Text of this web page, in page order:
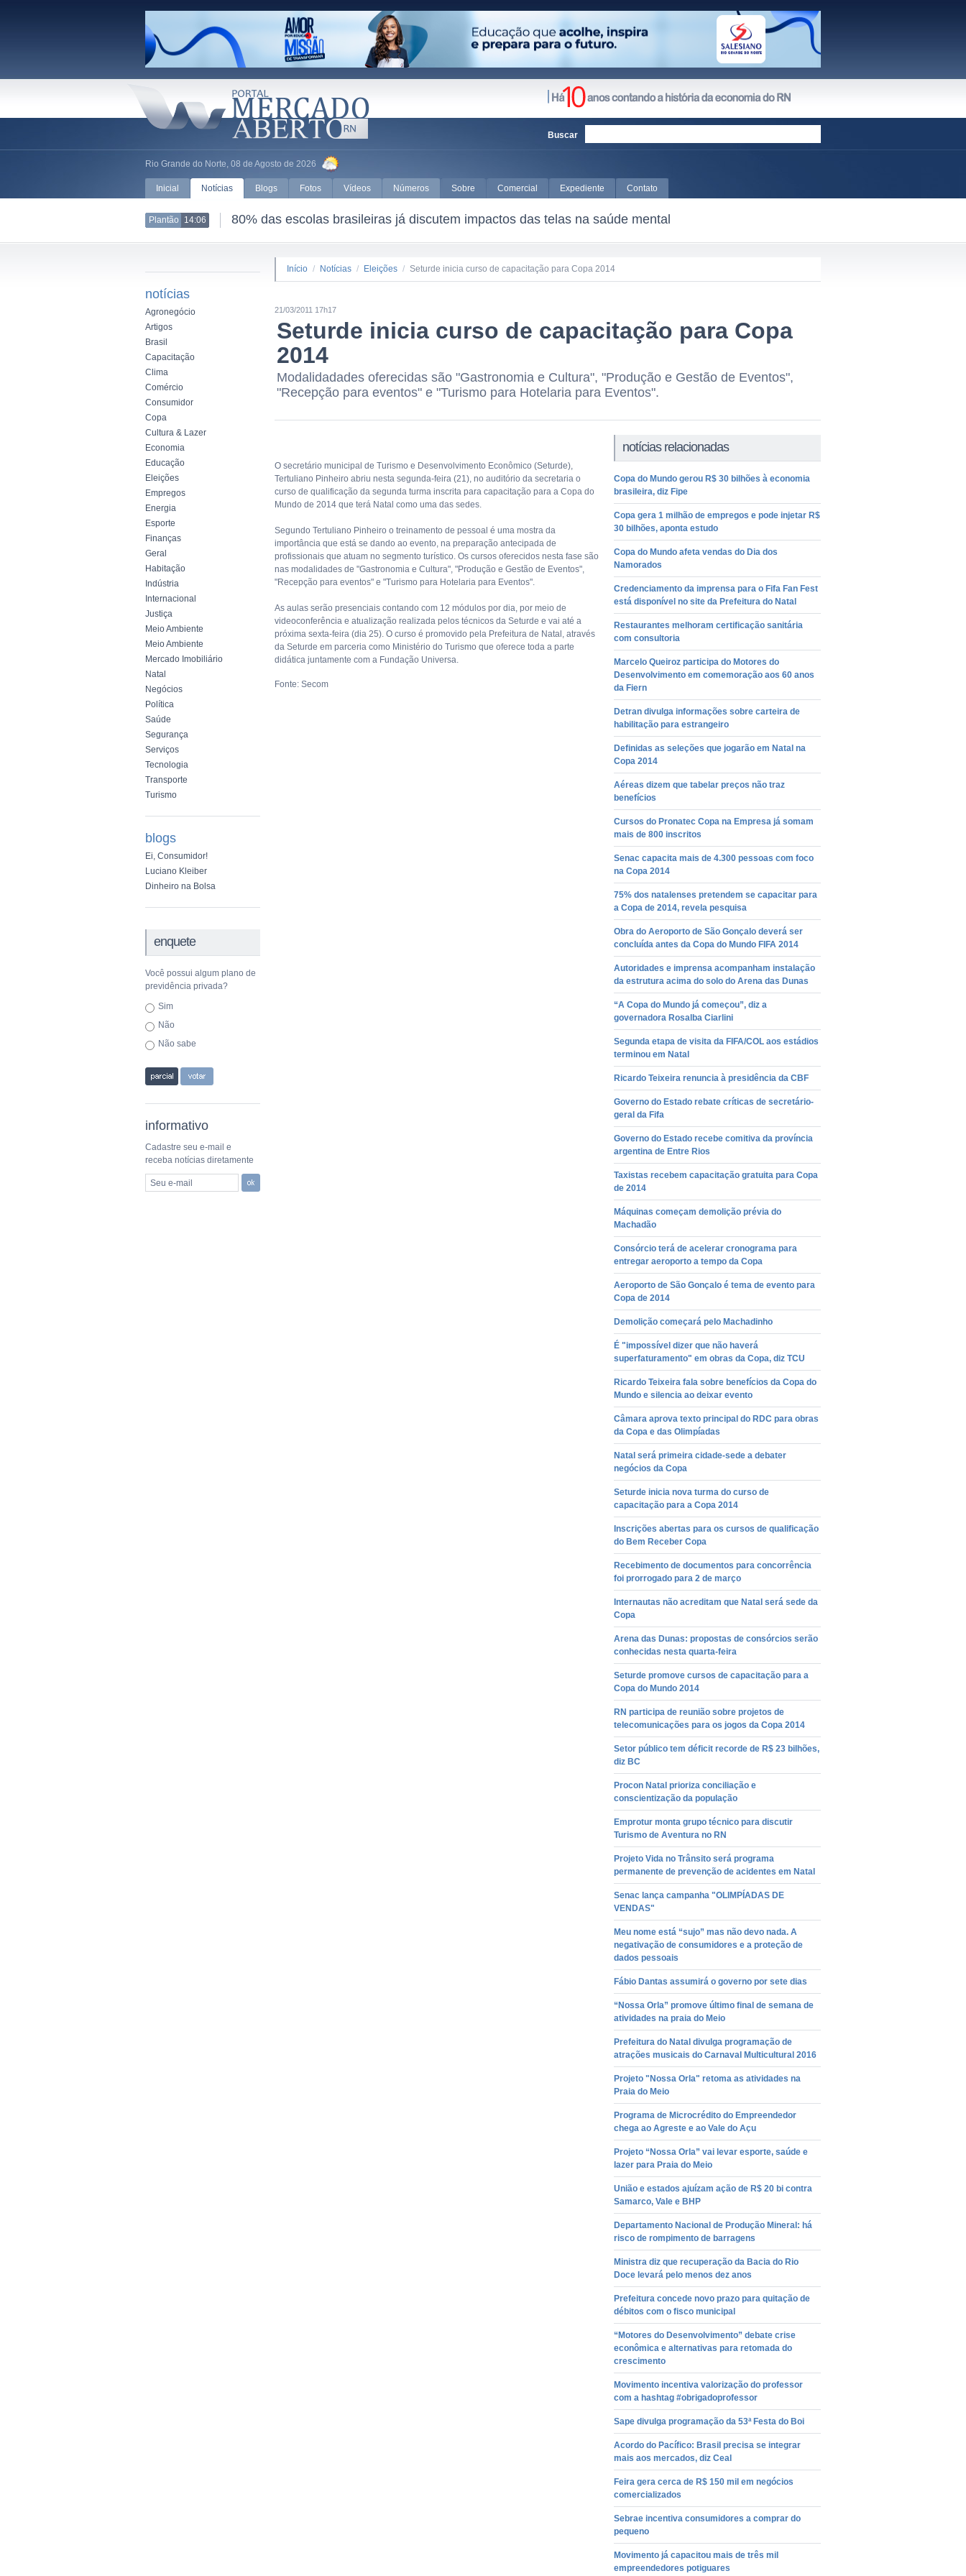
Rio Grande do Norte, 08 de Agosto de 2026
Buscar
Inicial Notícias Blogs Fotos Vídeos Números Sobre Comercial Expediente Contato
Plantão 14:06 80% das escolas brasileiras já discutem impactos das telas na saúde mental
notícias
Agronegócio
Artigos
Brasil
Capacitação
Clima
Comércio
Consumidor
Copa
Cultura & Lazer
Economia
Educação
Eleições
Empregos
Energia
Esporte
Finanças
Geral
Habitação
Indústria
Internacional
Justiça
Meio Ambiente
Meio Ambiente
Mercado Imobiliário
Natal
Negócios
Política
Saúde
Segurança
Serviços
Tecnologia
Transporte
Turismo
blogs
Ei, Consumidor!
Luciano Kleiber
Dinheiro na Bolsa
enquete
Você possui algum plano de
previdência privada?
Sim
Não
Não sabe
informativo
Cadastre seu e-mail e
receba notícias diretamente
Seu e-mail
Início / Notícias / Eleições / Seturde inicia curso de capacitação para Copa 2014
21/03/2011 17h17
Seturde inicia curso de capacitação para Copa
2014
Modalidadades oferecidas são "Gastronomia e Cultura", "Produção e Gestão de Eventos",
"Recepção para eventos" e "Turismo para Hotelaria para Eventos".
notícias relacionadas
Copa do Mundo gerou R$ 30 bilhões à economia
brasileira, diz Fipe
Copa gera 1 milhão de empregos e pode injetar R$
30 bilhões, aponta estudo
Copa do Mundo afeta vendas do Dia dos
Namorados
Credenciamento da imprensa para o Fifa Fan Fest
está disponível no site da Prefeitura do Natal
Restaurantes melhoram certificação sanitária
com consultoria
Marcelo Queiroz participa do Motores do
Desenvolvimento em comemoração aos 60 anos
da Fiern
Detran divulga informações sobre carteira de
habilitação para estrangeiro
Definidas as seleções que jogarão em Natal na
Copa 2014
Aéreas dizem que tabelar preços não traz
benefícios
Cursos do Pronatec Copa na Empresa já somam
mais de 800 inscritos
Senac capacita mais de 4.300 pessoas com foco
na Copa 2014
75% dos natalenses pretendem se capacitar para
a Copa de 2014, revela pesquisa
Obra do Aeroporto de São Gonçalo deverá ser
concluída antes da Copa do Mundo FIFA 2014
Autoridades e imprensa acompanham instalação
da estrutura acima do solo do Arena das Dunas
“A Copa do Mundo já começou”, diz a
governadora Rosalba Ciarlini
Segunda etapa de visita da FIFA/COL aos estádios
terminou em Natal
Ricardo Teixeira renuncia à presidência da CBF
Governo do Estado rebate críticas de secretário-
geral da Fifa
Governo do Estado recebe comitiva da província
argentina de Entre Rios
Taxistas recebem capacitação gratuita para Copa
de 2014
Máquinas começam demolição prévia do
Machadão
Consórcio terá de acelerar cronograma para
entregar aeroporto a tempo da Copa
Aeroporto de São Gonçalo é tema de evento para
Copa de 2014
Demolição começará pelo Machadinho
É "impossível dizer que não haverá
superfaturamento" em obras da Copa, diz TCU
Ricardo Teixeira fala sobre benefícios da Copa do
Mundo e silencia ao deixar evento
Câmara aprova texto principal do RDC para obras
da Copa e das Olimpíadas
Natal será primeira cidade-sede a debater
negócios da Copa
Seturde inicia nova turma do curso de
capacitação para a Copa 2014
Inscrições abertas para os cursos de qualificação
do Bem Receber Copa
Recebimento de documentos para concorrência
foi prorrogado para 2 de março
Internautas não acreditam que Natal será sede da
Copa
Arena das Dunas: propostas de consórcios serão
conhecidas nesta quarta-feira
Seturde promove cursos de capacitação para a
Copa do Mundo 2014
RN participa de reunião sobre projetos de
telecomunicações para os jogos da Copa 2014
Setor público tem déficit recorde de R$ 23 bilhões,
diz BC
Procon Natal prioriza conciliação e
conscientização da população
Emprotur monta grupo técnico para discutir
Turismo de Aventura no RN
Projeto Vida no Trânsito será programa
permanente de prevenção de acidentes em Natal
Senac lança campanha "OLIMPÍADAS DE
VENDAS"
Meu nome está “sujo” mas não devo nada. A
negativação de consumidores e a proteção de
dados pessoais
Fábio Dantas assumirá o governo por sete dias
“Nossa Orla” promove último final de semana de
atividades na praia do Meio
Prefeitura do Natal divulga programação de
atrações musicais do Carnaval Multicultural 2016
Projeto "Nossa Orla" retoma as atividades na
Praia do Meio
Programa de Microcrédito do Empreendedor
chega ao Agreste e ao Vale do Açu
Projeto “Nossa Orla” vai levar esporte, saúde e
lazer para Praia do Meio
União e estados ajuízam ação de R$ 20 bi contra
Samarco, Vale e BHP
Departamento Nacional de Produção Mineral: há
risco de rompimento de barragens
Ministra diz que recuperação da Bacia do Rio
Doce levará pelo menos dez anos
Prefeitura concede novo prazo para quitação de
débitos com o fisco municipal
“Motores do Desenvolvimento” debate crise
econômica e alternativas para retomada do
crescimento
Movimento incentiva valorização do professor
com a hashtag #obrigadoprofessor
Sape divulga programação da 53ª Festa do Boi
Acordo do Pacífico: Brasil precisa se integrar
mais aos mercados, diz Ceal
Feira gera cerca de R$ 150 mil em negócios
comercializados
Sebrae incentiva consumidores a comprar do
pequeno
Movimento já capacitou mais de três mil
empreendedores potiguares
O secretário municipal de Turismo e Desenvolvimento Econômico (Seturde),
Tertuliano Pinheiro abriu nesta segunda-feira (21), no auditório da secretaria o
curso de qualificação da segunda turma inscrita para capacitação para a Copa do
Mundo de 2014 que terá Natal como uma das sedes.
Segundo Tertuliano Pinheiro o treinamento de pessoal é uma mostra da
importância que está se dando ao evento, na preparação antecipada de
profissionais que atuam no segmento turístico. Os cursos oferecidos nesta fase são
nas modalidades de "Gastronomia e Cultura", "Produção e Gestão de Eventos",
"Recepção para eventos" e "Turismo para Hotelaria para Eventos".
As aulas serão presenciais contando com 12 módulos por dia, por meio de
videoconferência e atualização realizada pelos técnicos da Seturde e vai até a
próxima sexta-feira (dia 25). O curso é promovido pela Prefeitura de Natal, através
da Seturde em parceria como Ministério do Turismo que oferece toda a parte
didática juntamente com a Fundação Universa.
Fonte: Secom